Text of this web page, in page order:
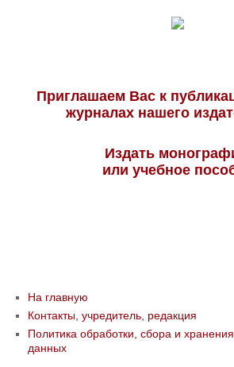
Приглашаем Вас к
журналах нашего
Издать
или учебное
На главную
Контакты, учредитель, редакция
Политика обработки, сбора и
данных